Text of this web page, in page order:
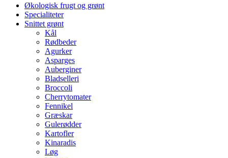
Økologisk frugt og grønt
Specialiteter
Snittet grønt
Kål
Rødbeder
Agurker
Asparges
Auberginer
Bladselleri
Broccoli
Cherrytomater
Fennikel
Græskar
Gulerødder
Kartofler
Kinaradis
Løg